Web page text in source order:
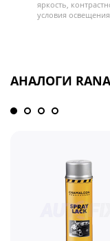
яркость,
условия
АНАЛОГИ